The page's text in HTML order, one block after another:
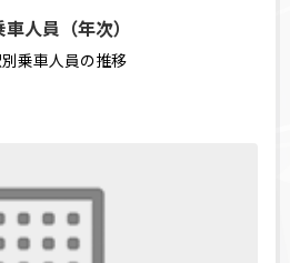
人員（年次）
乗車人員の推移